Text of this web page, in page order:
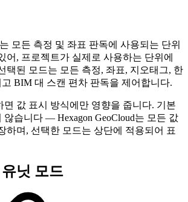
모든 측정 및 좌표 판독에 사용되는 단위
어, 프로젝트가 실제로 사용하는 단위에
택된 모드는 모든 측정, 좌표, 지오태그, 한
BIM 대 스캔 편차 판독을 제어합니다.
면 값 표시 방식에만 영향을 줍니다. 기본
습니다 — Hexagon GeoCloud는 모든 값
하며, 선택한 모드는 상단에 적용되어 표
닛 모드